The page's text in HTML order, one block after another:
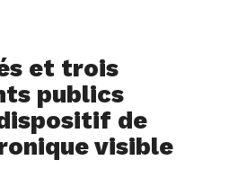
et trois
publics
de
visible